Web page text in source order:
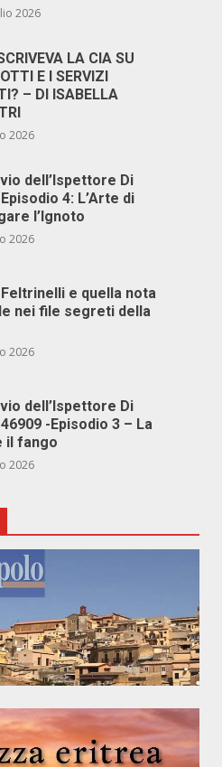
2026
LA CIA SU
E I SERVIZI
– DI ISABELLA
2026
dell’Ispettore Di
4: L’Arte di
l’Ignoto
2026
e quella nota
nei file segreti della
2026
dell’Ispettore Di
-Episodio 3 – La
il fango
2026